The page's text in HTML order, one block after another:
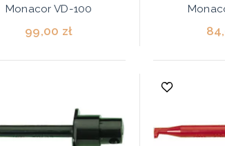
Monacor VD-100
99,00 zł